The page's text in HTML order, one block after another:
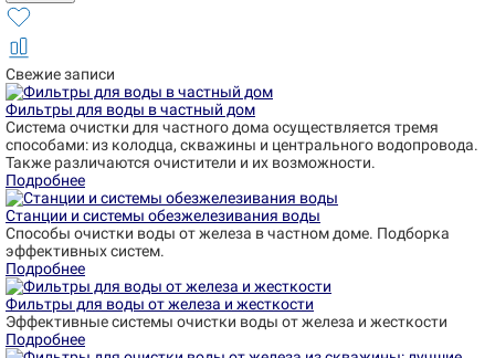
Свежие записи
Фильтры для воды в частный дом
Система очистки для частного дома осуществляется тремя
способами: из колодца, скважины и центрального водопровода.
Также различаются очистители и их возможности.
Подробнее
Станции и системы обезжелезивания воды
Способы очистки воды от железа в частном доме. Подборка
эффективных систем.
Подробнее
Фильтры для воды от железа и жесткости
Эффективные системы очистки воды от железа и жесткости
Подробнее